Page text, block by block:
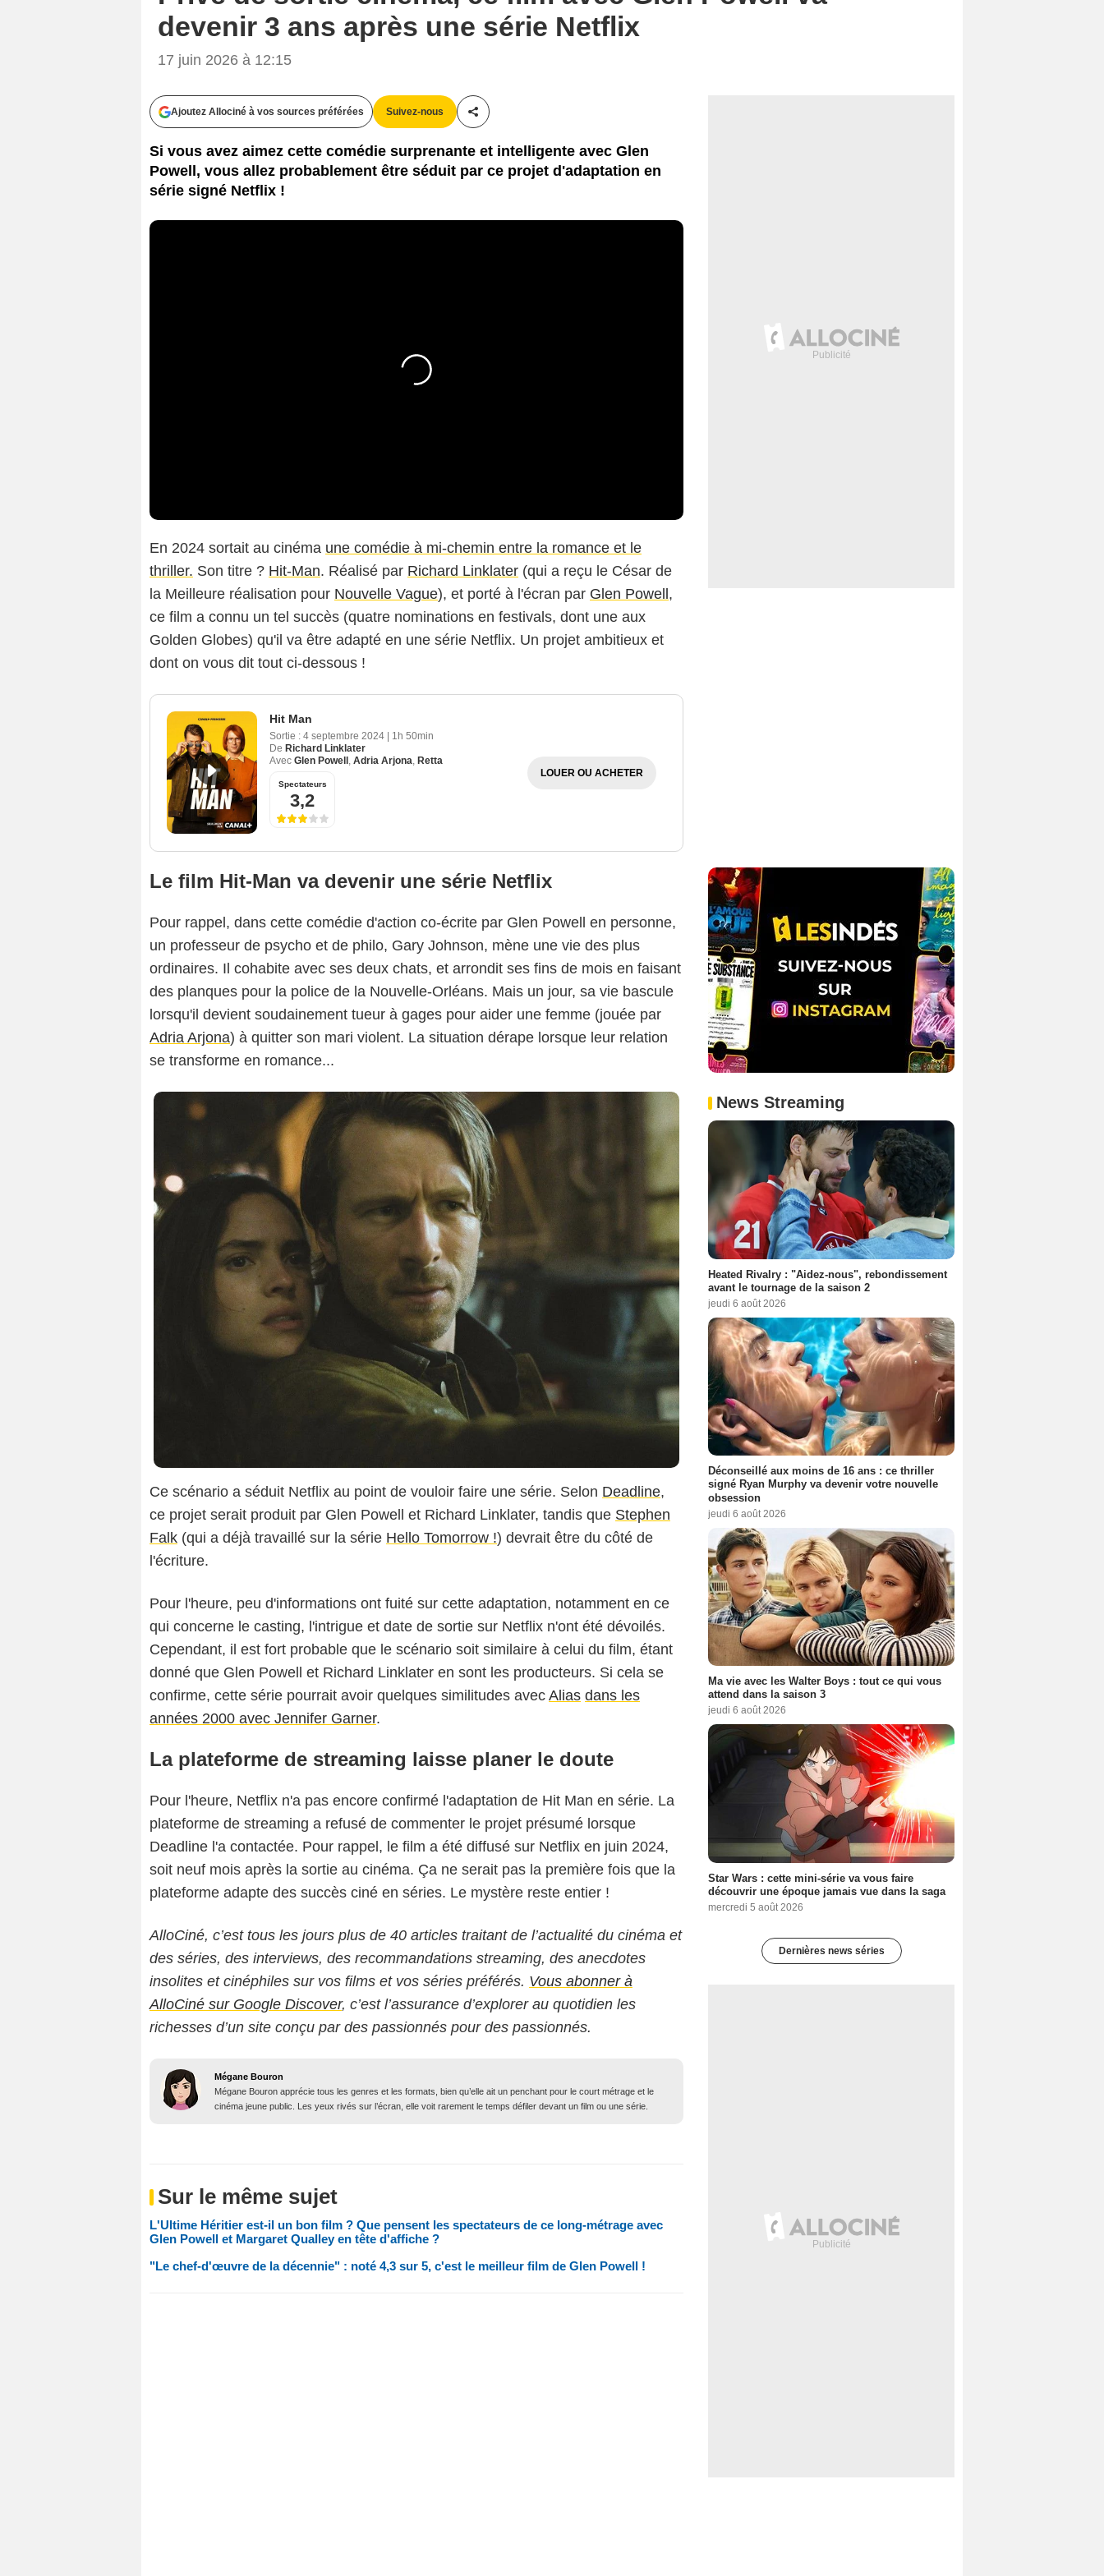
devenir 3 ans après une série Netflix
17 juin 2026 à 12:15
Ajoutez Allociné à vos sources préférées Suivez-nous
Partager cet article
Si vous avez aimez cette comédie surprenante et intelligente avec Glen
Powell, vous allez probablement être séduit par ce projet d'adaptation en
série signé Netflix !
En 2024 sortait au cinéma une comédie à mi-chemin entre la romance et le
thriller. Son titre ? Hit-Man. Réalisé par Richard Linklater (qui a reçu le César de
la Meilleure réalisation pour Nouvelle Vague), et porté à l'écran par Glen Powell ,
ce film a connu un tel succès (quatre nominations en festivals, dont une aux
Golden Globes) qu'il va être adapté en une série Netflix. Un projet ambitieux et
dont on vous dit tout ci-dessous !
Hit Man
Sortie : 4 septembre 2024
1h 50min
De Richard Linklater
Avec Glen Powell , Adria Arjona, Retta
Spectateurs
3,2
LOUER OU ACHETER
Le film Hit-Man va devenir une série Netflix
Pour rappel, dans cette comédie d'action co-écrite par Glen Powell en personne,
un professeur de psycho et de philo, Gary Johnson, mène une vie des plus
ordinaires. Il cohabite avec ses deux chats, et arrondit ses fins de mois en faisant
des planques pour la police de la Nouvelle-Orléans. Mais un jour, sa vie bascule
lorsqu'il devient soudainement tueur à gages pour aider une femme (jouée par
Adria Arjona) à quitter son mari violent. La situation dérape lorsque leur relation
se transforme en romance...
Ce scénario a séduit Netflix au point de vouloir faire une série. Selon Deadline,
ce projet serait produit par Glen Powell et Richard Linklater, tandis que Stephen
Falk (qui a déjà travaillé sur la série Hello Tomorrow !) devrait être du côté de
l'écriture.
Pour l'heure, peu d'informations ont fuité sur cette adaptation, notamment en ce
qui concerne le casting, l'intrigue et date de sortie sur Netflix n'ont été dévoilés.
Cependant, il est fort probable que le scénario soit similaire à celui du film, étant
donné que Glen Powell et Richard Linklater en sont les producteurs. Si cela se
confirme, cette série pourrait avoir quelques similitudes avec Alias dans les
années 2000 avec Jennifer Garner.
La plateforme de streaming laisse planer le doute
Pour l'heure, Netflix n'a pas encore confirmé l'adaptation de Hit Man en série. La
plateforme de streaming a refusé de commenter le projet présumé lorsque
Deadline l'a contactée. Pour rappel, le film a été diffusé sur Netflix en juin 2024,
soit neuf mois après la sortie au cinéma. Ça ne serait pas la première fois que la
plateforme adapte des succès ciné en séries. Le mystère reste entier !
AlloCiné, c’est tous les jours plus de 40 articles traitant de l’actualité du cinéma et
des séries, des interviews, des recommandations streaming, des anecdotes
insolites et cinéphiles sur vos films et vos séries préférés. Vous abonner à
AlloCiné sur Google Discover, c’est l’assurance d’explorer au quotidien les
richesses d’un site conçu par des passionnés pour des passionnés.
Mégane Bouron
Mégane Bouron apprécie tous les genres et les formats, bien qu’elle ait un penchant pour le court métrage et le
cinéma jeune public. Les yeux rivés sur l’écran, elle voit rarement le temps défiler devant un film ou une série.
Sur le même sujet
L'Ultime Héritier est-il un bon film ? Que pensent les spectateurs de ce long-métrage avec
Glen Powell et Margaret Qualley en tête d'affiche ?
"Le chef-d'œuvre de la décennie" : noté 4,3 sur 5, c'est le meilleur film de Glen Powell !
News Streaming
Heated Rivalry : "Aidez-nous", rebondissement
avant le tournage de la saison 2
jeudi 6 août 2026
Déconseillé aux moins de 16 ans : ce thriller
signé Ryan Murphy va devenir votre nouvelle
obsession
jeudi 6 août 2026
Ma vie avec les Walter Boys : tout ce qui vous
attend dans la saison 3
jeudi 6 août 2026
Star Wars : cette mini-série va vous faire
découvrir une époque jamais vue dans la saga
mercredi 5 août 2026
Dernières news séries